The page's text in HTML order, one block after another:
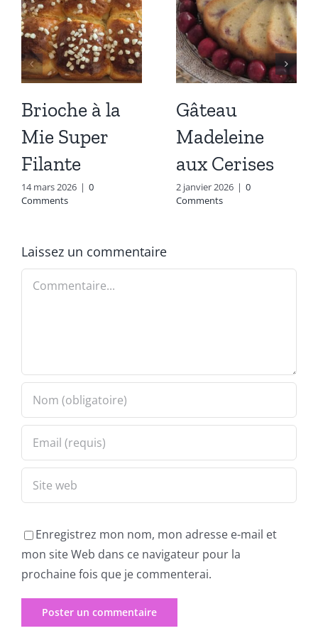
Brioche à la
Mie Super
Filante
14 mars 2026 | 0
Comments
Gâteau
Madeleine
aux Cerises
2 janvier 2026 | 0
Comments
Laissez un commentaire
Commentaire
Enregistrez mon nom, mon adresse e-mail et
mon site Web dans ce navigateur pour la
prochaine fois que je commenterai.